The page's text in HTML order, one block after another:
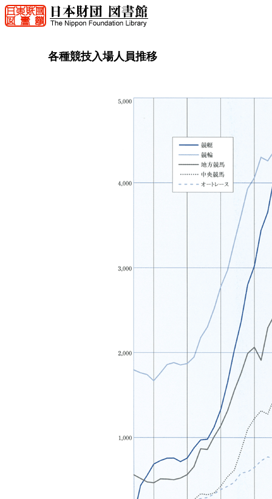
各種競技入場人員推移